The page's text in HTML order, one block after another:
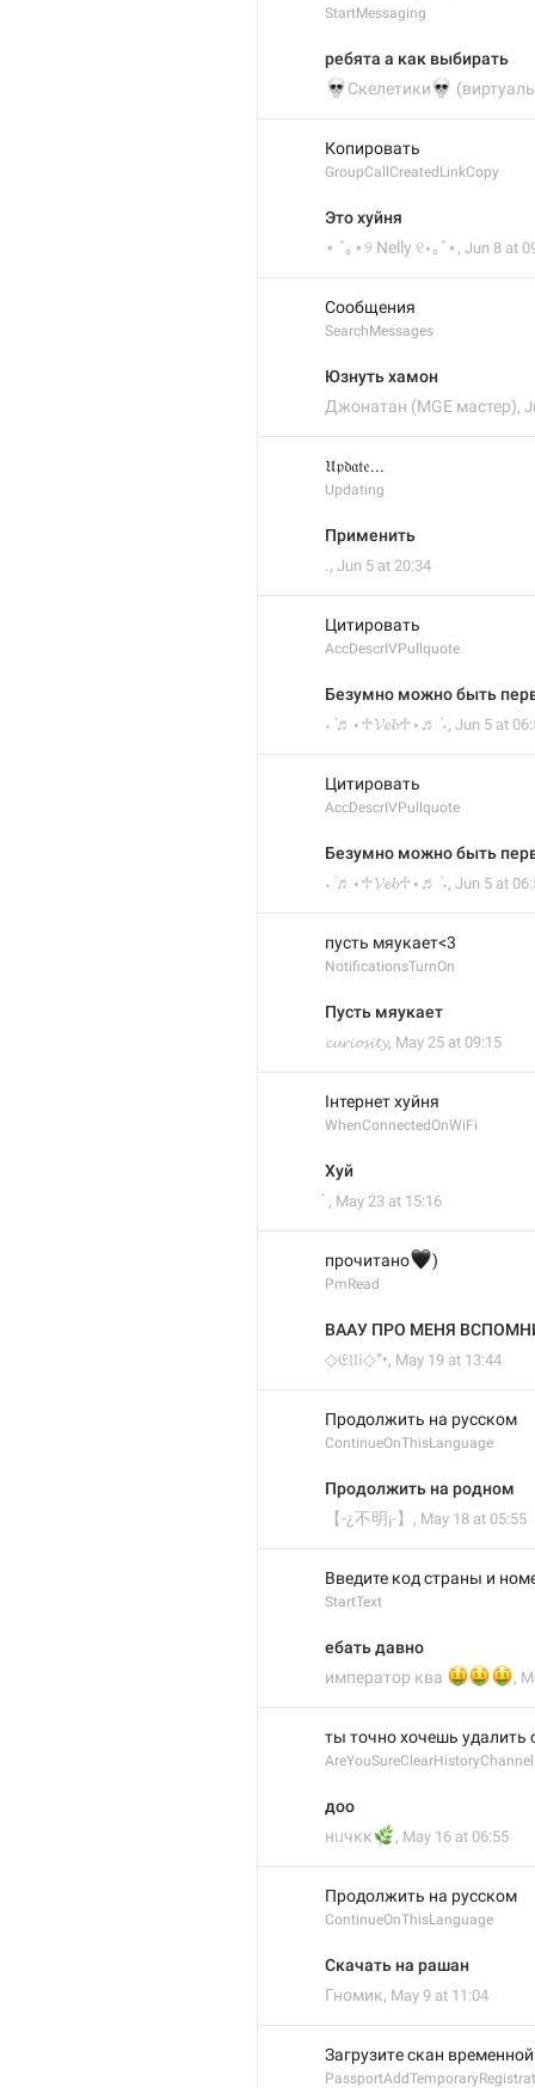
StartMessaging
ребята а как выбирать
💀Скелетики
💀
Копировать
GroupCallCreatedLinkCopy
Это хуйня
⋆ ˚｡⋆୨ Nelly ୧⋆｡˚⋆ , Jun 8 at
Сообщения
SearchMessages
Юзнуть хамон
Джонатан (MGE мастер),
𝔘𝔭𝔡𝔞𝔱𝔢...
Updating
Применить
, Jun 5 at 20:34
Цитировать
AccDescrIVPullquote
Безумно можно быть
˖ ݁♬⋆♱𝓥𝓮𝓫♱⋆♬ ݁˖, Jun 5 at
Цитировать
AccDescrIVPullquote
Безумно можно быть
˖ ݁♬⋆♱𝓥𝓮𝓫♱⋆♬ ݁˖, Jun 5 at
пусть мяукает<3
NotificationsTurnOn
Пусть мяукает
𝓬𝓾𝓻𝓲𝓸𝓼𝓲𝓽𝔂, May 25 at 09:15
Інтернет хуйня
WhenConnectedOnWiFi
Хуй
, May 23 at 15:16
прочитано
🖤
)
PmRead
ВААУ ПРО МЕНЯ
◇𝔈𝔩𝔩𝔦◇°•, May 19 at 13:44
Продолжить на русском
ContinueOnThisLanguage
Продолжить на родном
【-¿不明¡-】 , May 18 at 05:55
Введите код страны и
StartText
ебать давно
император ква
🤑
🤑,
ты точно хочешь удалить
AreYouSureClearHistoryChannel
доо
нᥙчκκ
🌿
, May 16 at 06:55
Продолжить на русском
ContinueOnThisLanguage
Скачать на рашан
Гномик, May 9 at 11:04
Загрузитe скан